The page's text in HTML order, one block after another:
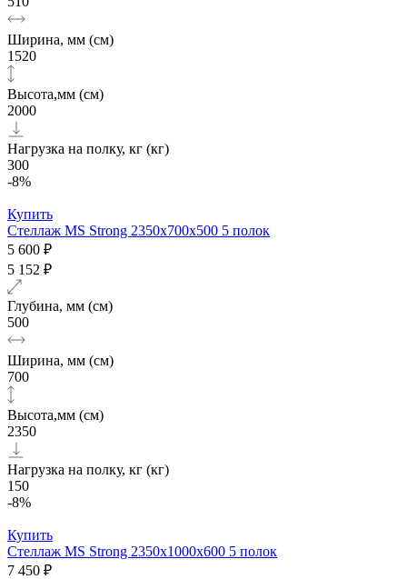
Ширина, мм (см)
1520
Высота,мм (см)
2000
Нагрузка на полку, кг (кг)
300
-8%
Купить
Стеллаж MS Strong 2350х700x500 5 полок
5 600 ₽
5 152 ₽
Глубина, мм (см)
500
Ширина, мм (см)
700
Высота,мм (см)
2350
Нагрузка на полку, кг (кг)
150
-8%
Купить
Стеллаж MS Strong 2350х1000x600 5 полок
7 450 ₽